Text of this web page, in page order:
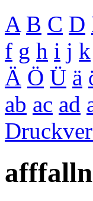
A B C D
f g h i j k
Ä Ö Ü ä
ab ac ad